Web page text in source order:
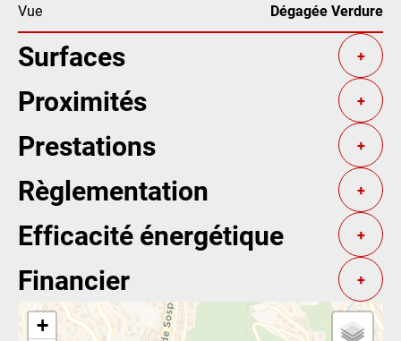
Vue Dégagée Verdure
Surfaces +
Proximités +
Prestations +
Règlementation +
Efficacité énergétique +
Financier +
+